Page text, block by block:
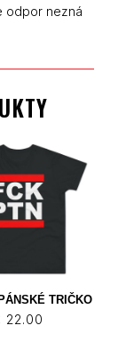
odpor nezná
TRIČKO
22.00